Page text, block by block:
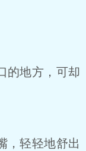
地方，可却
轻轻地舒出